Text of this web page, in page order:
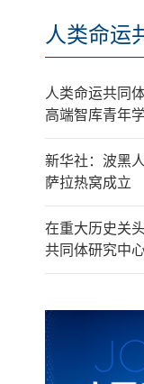
人类命运
人类命运共同
高端智库青年
新华社：波黑
萨拉热窝成立
在重大历史关
共同体研究中